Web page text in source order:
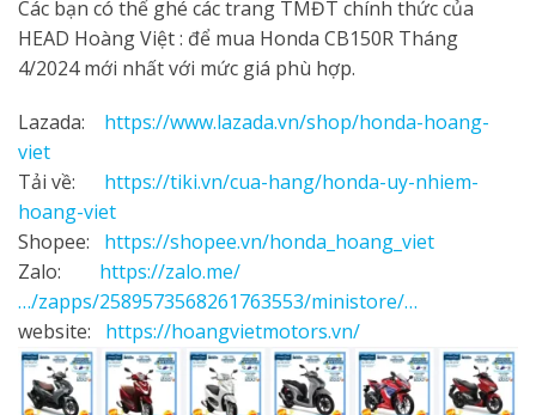
Các bạn có thể ghé các trang TMĐT chính thức của
HEAD Hoàng Việt : để mua Honda CB150R Tháng
4/2024 mới nhất với mức giá phù hợp.
Lazada: https://www.lazada.vn/shop/honda-hoang-
viet
Tải về: https://tiki.vn/cua-hang/honda-uy-nhiem-
hoang-viet
Shopee:
https://shopee.vn/honda_hoang_viet
Zalo: https://zalo.me/
…/zapps/2589573568261763553/ministore/…
website:
https://hoangvietmotors.vn/